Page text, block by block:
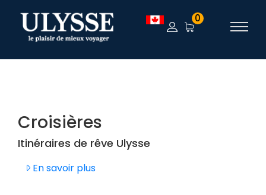
TEST 0
Croisières
Itinéraires de rêve Ulysse
En savoir plus